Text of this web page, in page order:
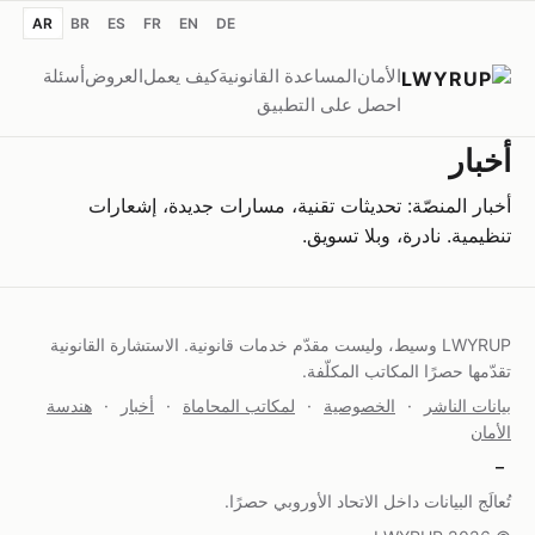
DE
EN
FR
ES
BR
AR
الأمانالمساعدة القانونيةكيف يعملالعروضأسئلة
احصل على التطبيق
أخبار
أخبار المنصّة: تحديثات تقنية، مسارات جديدة، إشعارات
تنظيمية. نادرة، وبلا تسويق.
‏LWYRUP وسيط، وليست مقدّم خدمات قانونية. الاستشارة القانونية
تقدّمها حصرًا المكاتب المكلّفة.
بيانات الناشر
· الخصوصية · لمكاتب المحاماة · أخبار ·
هندسة
الأمان
–
تُعالَج البيانات داخل الاتحاد الأوروبي حصرًا.